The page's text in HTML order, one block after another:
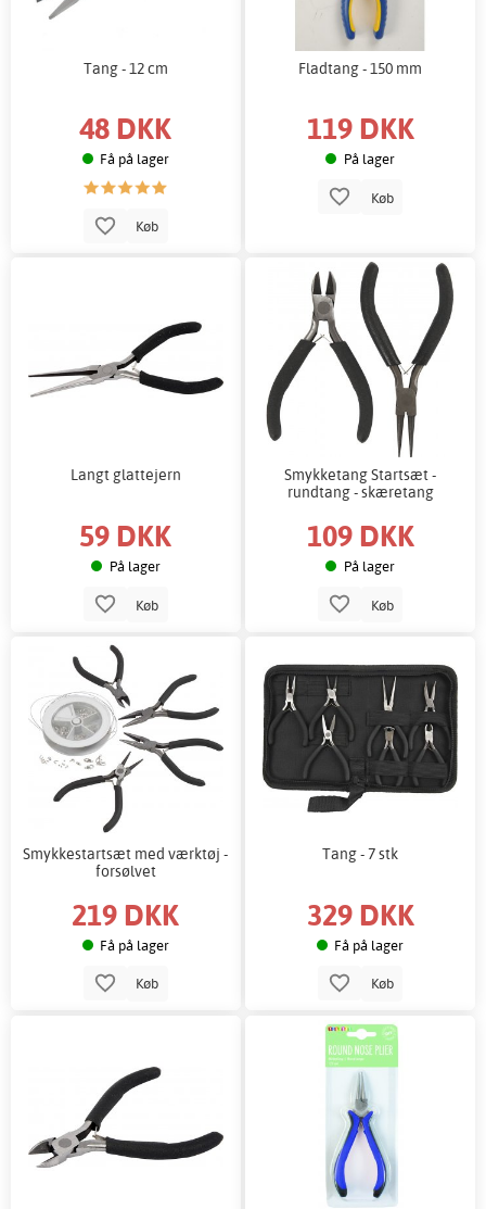
Tang - 12 cm
48 DKK
Få på lager
Køb
Fladtang - 150 mm
119 DKK
På lager
Køb
Langt glattejern
59 DKK
På lager
Køb
Smykketang Startsæt -
rundtang - skæretang
109 DKK
På lager
Køb
Smykkestartsæt med værktøj -
forsølvet
219 DKK
Få på lager
Køb
Tang - 7 stk
329 DKK
Få på lager
Køb